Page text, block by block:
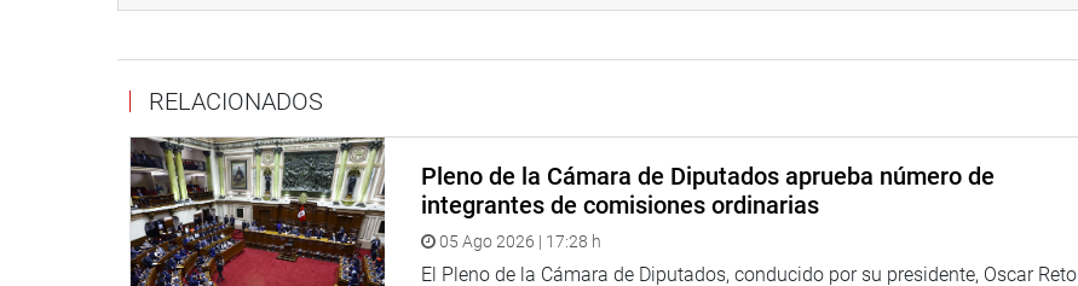
representantes del centro poblado La Perlita, en la provincia de Huaura, para ver la problemática de la zona de
RELACIONADOS
Pleno de la Cámara de Diputados aprueba número de
integrantes de comisiones ordinarias
05 Ago 2026 | 17:28 h
El Pleno de la Cámara de Diputados, conducido por su presidente, Oscar Reto